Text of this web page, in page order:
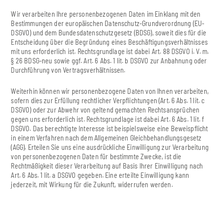
Wir verarbeiten Ihre personenbezogenen Daten im Einklang mit den
Bestimmungen der europäischen Datenschutz-Grundverordnung (EU-
DSGVO) und dem Bundesdatenschutzgesetz (BDSG), soweit dies für die
Entscheidung über die Begründung eines Beschäftigungsverhältnisses
mit uns erforderlich ist. Rechtsgrundlage ist dabei Art. 88 DSGVO i. V. m.
§ 26 BDSG-neu sowie ggf. Art. 6 Abs. 1 lit. b DSGVO zur Anbahnung oder
Durchführung von Vertragsverhältnissen.
Weiterhin können wir personenbezogene Daten von Ihnen verarbeiten,
sofern dies zur Erfüllung rechtlicher Verpflichtungen (Art. 6 Abs. 1 lit. c
DSGVO) oder zur Abwehr von geltend gemachten Rechtsansprüchen
gegen uns erforderlich ist. Rechtsgrundlage ist dabei Art. 6 Abs. 1 lit. f
DSGVO. Das berechtigte Interesse ist beispielsweise eine Beweispflicht
in einem Verfahren nach dem Allgemeinen Gleichbehandlungsgesetz
(AGG). Erteilen Sie uns eine ausdrückliche Einwilligung zur Verarbeitung
von personenbezogenen Daten für bestimmte Zwecke, ist die
Rechtmäßigkeit dieser Verarbeitung auf Basis Ihrer Einwilligung nach
Art. 6 Abs. 1 lit. a DSGVO gegeben. Eine erteilte Einwilligung kann
jederzeit, mit Wirkung für die Zukunft, widerrufen werden.